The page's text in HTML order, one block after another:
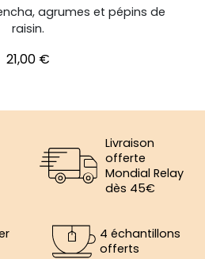
agrumes et pépins de
raisin.
Prix
21,00 €
Livraison
offerte
Mondial Relay
dès 45€
4 échantillons
offerts